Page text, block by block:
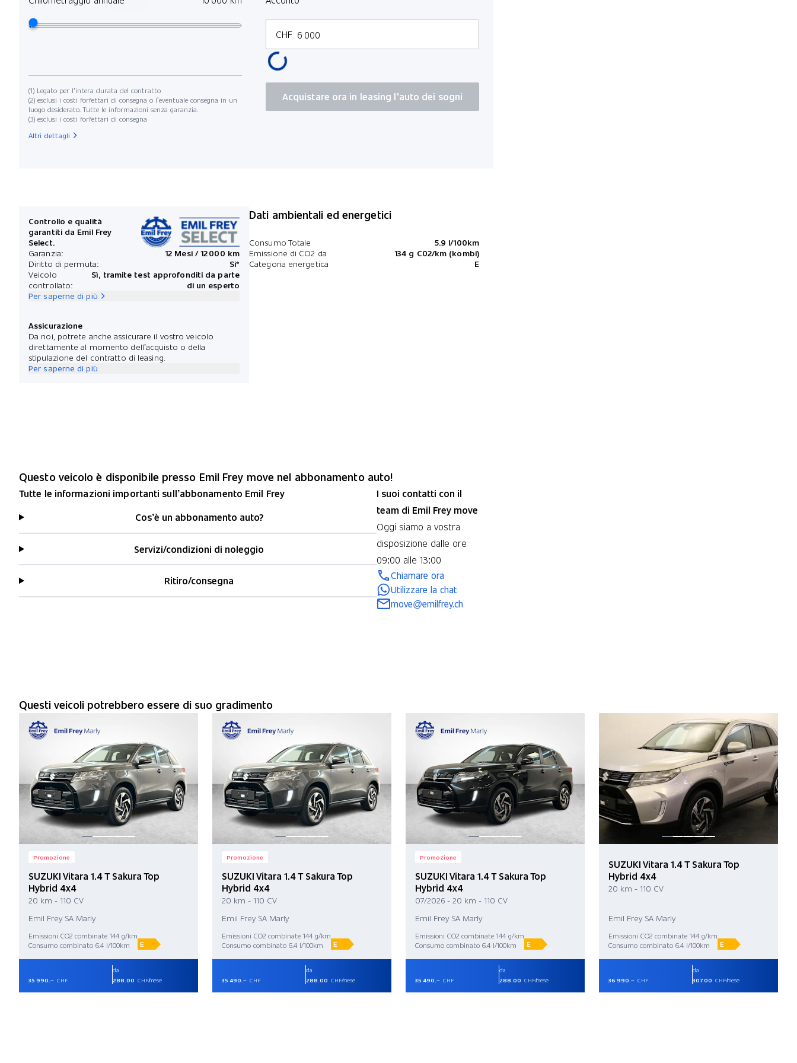
CHF
(1) Legato per l’intera durata del contratto
(2) esclusi i costi forfettari di consegna o l’eventuale consegna in un
luogo desiderato. Tutte le informazioni senza garanzia.
(3) esclusi i costi forfettari di consegna
Acquistare ora in leasing l'auto dei sogni
Altri dettagli
Controllo e qualità
garantiti da Emil Frey
Select.
Garanzia:
12 Mesi / 12 000 km
Diritto di permuta:
Si*
Veicolo
controllato:
Sì, tramite test approfonditi da parte
di un esperto
Per saperne di più
Assicurazione
Da noi, potrete anche assicurare il vostro veicolo
direttamente al momento dell’acquisto o della
stipulazione del contratto di leasing.
Per saperne di più
Dati ambientali ed energetici
Consumo Totale
5.9 l/100km
Emissione di CO2 da
134 g C02/km (kombi)
Categoria energetica
E
Questo veicolo è disponibile presso Emil Frey move nel abbonamento auto!
I suoi contatti con il
team di Emil Frey move
Oggi siamo a vostra
disposizione dalle ore
09:00 alle 13:00
Chiamare ora
Utilizzare la chat
move@emilfrey.ch
Tutte le informazioni importanti sull’abbonamento Emil Frey
Cos’è un abbonamento auto?
Servizi/condizioni di noleggio
Ritiro/consegna
Questi veicoli potrebbero essere di suo gradimento
Promozione
SUZUKI Vitara 1.4 T Sakura Top
Hybrid 4x4
20 km - 110 CV
Emil Frey SA Marly
Emissioni CO2 combinate 144 g/km
Consumo combinato 6.4 l/100km
E
35 990.– CHF
da
288.00 CHF/mese
Promozione
SUZUKI Vitara 1.4 T Sakura Top
Hybrid 4x4
20 km - 110 CV
Emil Frey SA Marly
Emissioni CO2 combinate 144 g/km
Consumo combinato 6.4 l/100km
E
35 490.– CHF
da
288.00 CHF/mese
Promozione
SUZUKI Vitara 1.4 T Sakura Top
Hybrid 4x4
07/2026 - 20 km - 110 CV
Emil Frey SA Marly
Emissioni CO2 combinate 144 g/km
Consumo combinato 6.4 l/100km
E
35 490.– CHF
da
288.00 CHF/mese
SUZUKI Vitara 1.4 T Sakura Top
Hybrid 4x4
20 km - 110 CV
Emil Frey SA Marly
Emissioni CO2 combinate 144 g/km
Consumo combinato 6.4 l/100km
E
36 990.– CHF
da
307.00 CHF/mese